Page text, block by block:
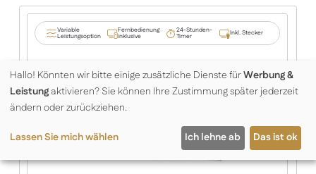
wertunge
n
Variable
Leistungsoption
Fernbedienung
inklusive
24-Stunden-
Timer Inkl. Stecker
Hallo! Könnten wir bitte einige zusätzliche Dienste fürWerbung &
Leistungaktivieren? Sie können Ihre Zustimmung später jederzeit
ändern oder zurückziehen.
Lassen Sie mich wählen Ich lehne ab Das ist ok